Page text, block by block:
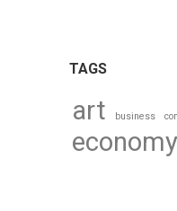
TAGS
art business
economy